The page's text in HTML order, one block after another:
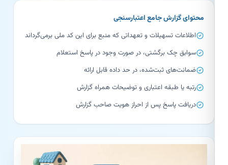
محتوای گزارش جامع اعتبارسنجی
اطلاعات تسهیلات و تعهداتی که منبع برای این کد ملی برمی‌گرداند
سوابق چک برگشتی، در صورت وجود در پاسخ استعلام
ضمانت‌های ثبت‌شده، در حد داده قابل ارائه
رتبه یا طبقه اعتباری و توضیحات همراه گزارش
دریافت پاسخ پس از احراز هویت صاحب گزارش